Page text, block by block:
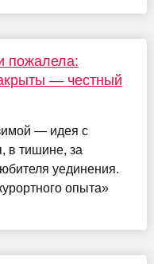
пожалела:
— честный
— идея с
в тишине, за
уединения.
опыта»